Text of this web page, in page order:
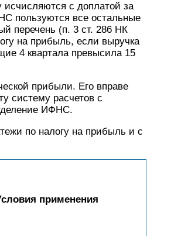
исчисляются с доплатой за
пользуются все остальные
перечень (п. 3 ст. 286 НК
на прибыль, если выручка
4 квартала превысила 15
прибыли. Его вправе
систему расчетов с
ИФНС.
по налогу на прибыль и с
применения